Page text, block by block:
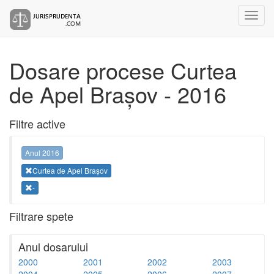
Dosare procese Curtea
de Apel Brașov - 2016
Filtre active
Anul 2016
Curtea de Apel Brașov
-
Filtrare spete
Anul dosarului
2000 2001 2002
2003